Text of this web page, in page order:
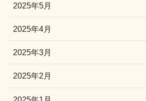
2025年5月
2025年4月
2025年3月
2025年2月